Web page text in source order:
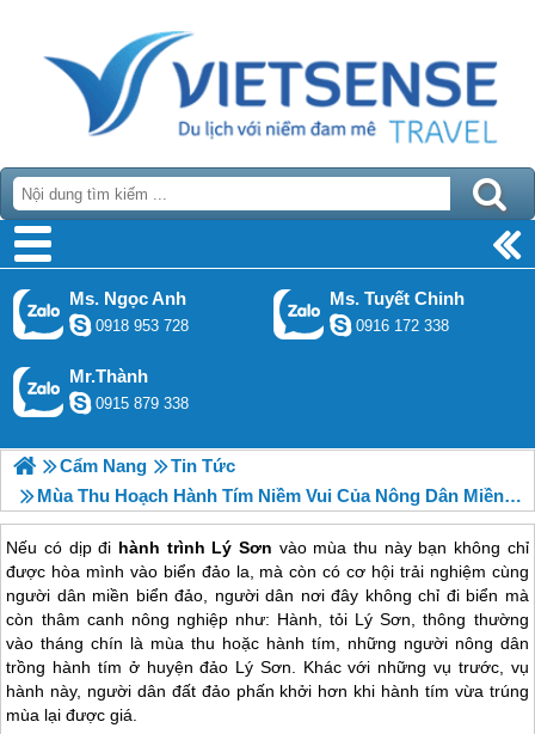
Ms. Ngọc Anh
0918 953 728
Ms. Tuyết Chinh
0916 172 338
Mr.Thành
0915 879 338
Cẩm Nang
Tin Tức
Mùa Thu Hoạch Hành Tím Niềm Vui Của Nông Dân Miền Đất Đảo
Nếu có dịp đi hành trình Lý Sơn vào mùa thu này bạn không chỉ
được hòa mình vào biển đảo la, mà còn có cơ hội trải nghiệm cùng
người dân miền biển đảo, người dân nơi đây không chỉ đi biển mà
còn thâm canh nông nghiệp như: Hành, tỏi Lý Sơn, thông thường
vào tháng chín là mùa thu hoặc hành tím, những người nông dân
trồng hành tím ở huyện đảo Lý Sơn. Khác với những vụ trước, vụ
hành này, người dân đất đảo phấn khởi hơn khi hành tím vừa trúng
mùa lại được giá.